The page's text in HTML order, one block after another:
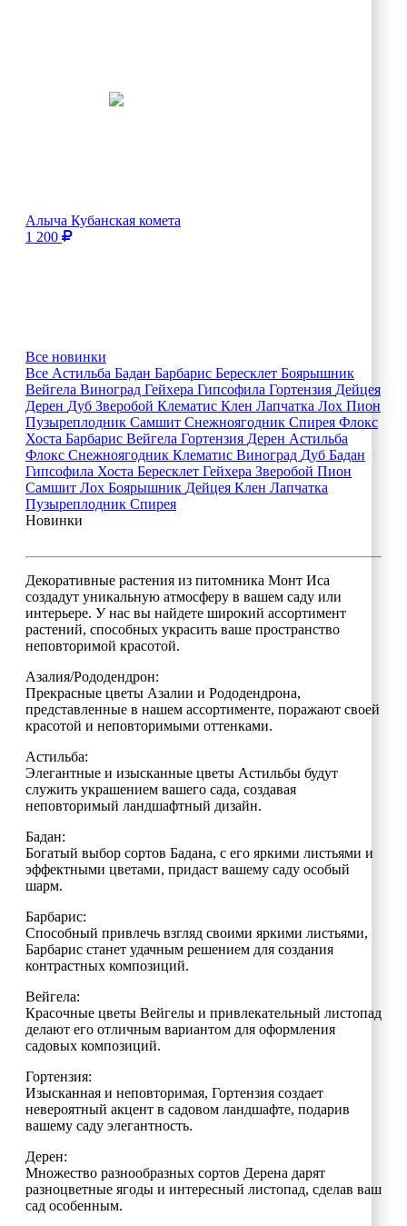
Алыча Кубанская комета
1 200
Все новинки
Все Астильба Бадан Барбарис Бересклет Боярышник
Вейгела Виноград Гейхера Гипсофила Гортензия Дейцея
Дерен Дуб Зверобой Клематис Клен Лапчатка Лох Пион
Пузыреплодник Самшит Снежноягодник Спирея Флокс
Хоста Барбарис Вейгела Гортензия Дерен Астильба
Флокс Снежноягодник Клематис Виноград Дуб Бадан
Гипсофила Хоста Бересклет Гейхера Зверобой Пион
Самшит Лох Боярышник Дейцея Клен Лапчатка
Пузыреплодник Спирея
Новинки
Декоративные растения из питомника Монт Иса
создадут уникальную атмосферу в вашем саду или
интерьере. У нас вы найдете широкий ассортимент
растений, способных украсить ваше пространство
неповторимой красотой.
Азалия/Рододендрон:
Прекрасные цветы Азалии и Рододендрона,
представленные в нашем ассортименте, поражают своей
красотой и неповторимыми оттенками.
Астильба:
Элегантные и изысканные цветы Астильбы будут
служить украшением вашего сада, создавая
неповторимый ландшафтный дизайн.
Бадан:
Богатый выбор сортов Бадана, с его яркими листьями и
эффектными цветами, придаст вашему саду особый
шарм.
Барбарис:
Способный привлечь взгляд своими яркими листьями,
Барбарис станет удачным решением для создания
контрастных композиций.
Вейгела:
Красочные цветы Вейгелы и привлекательный листопад
делают его отличным вариантом для оформления
садовых композиций.
Гортензия:
Изысканная и неповторимая, Гортензия создает
невероятный акцент в садовом ландшафте, подарив
вашему саду элегантность.
Дерен:
Множество разнообразных сортов Дерена дарят
разноцветные ягоды и интересный листопад, сделав ваш
сад особенным.